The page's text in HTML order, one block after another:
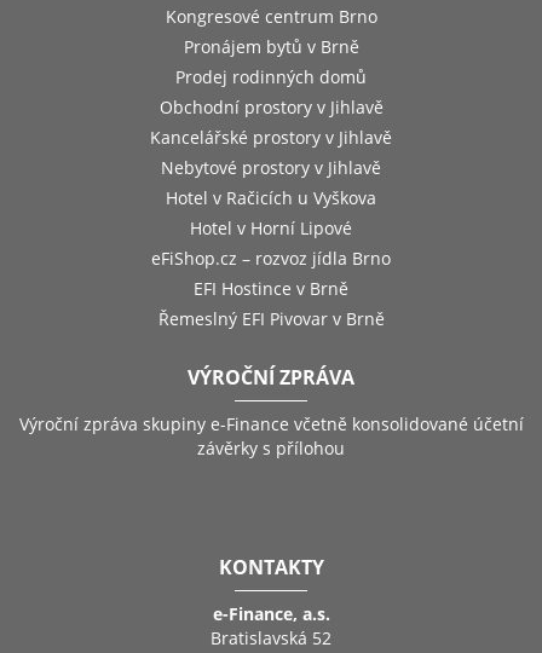
Kongresové centrum Brno
Pronájem bytů v Brně
Prodej rodinných domů
Obchodní prostory v Jihlavě
Kancelářské prostory v Jihlavě
Nebytové prostory v Jihlavě
Hotel v Račicích u Vyškova
Hotel v Horní Lipové
eFiShop.cz – rozvoz jídla Brno
EFI Hostince v Brně
Řemeslný EFI Pivovar v Brně
VÝROČNÍ ZPRÁVA
Výroční zpráva skupiny e-Finance včetně konsolidované účetní
závěrky s přílohou
KONTAKTY
e-Finance, a.s.
Bratislavská 52